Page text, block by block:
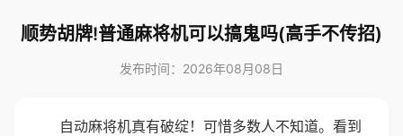
顺势胡牌!普通麻将机可以搞鬼吗(高手不传招)
发布时间：2026年08月08日
自动麻将机真有破绽！可惜多数人不知道。看到